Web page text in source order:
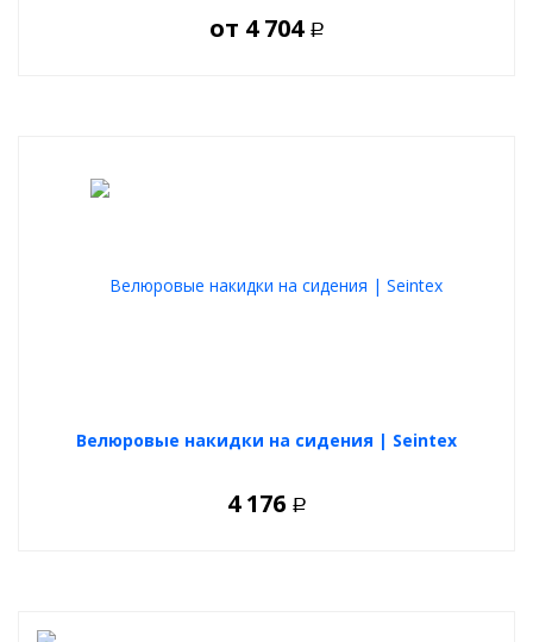
от 4 704 Р
Велюровые накидки на сидения | Seintex
4 176 Р